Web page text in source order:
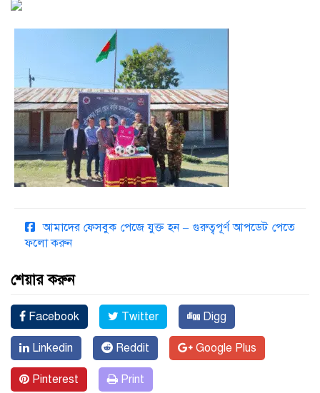
আমাদের ফেসবুক পেজে যুক্ত হন – গুরুত্বপূর্ণ আপডেট পেতে
ফলো করুন
শেয়ার করুন
Facebook Twitter Digg
Linkedin Reddit Google Plus
Pinterest Print